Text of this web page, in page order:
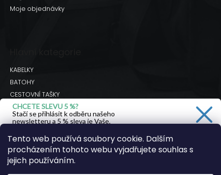
Tento web používá soubory cookie. Dalším
procházením tohoto webu vyjadřujete souhlas s
jejich používáním.
Moje objednávky
KABELKY
BATOHY
CESTOVNÍ TAŠKY
BRAŠNY
DOPLŇKY
Facebook
CHCETE SLEVU 5 %?
Stačí se přihlásit k odběru našeho
newsletteru a 5 % sleva je Vaše.
Ano, chci se přihlásit